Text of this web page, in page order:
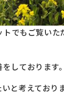
でもご覧いた
しております。
と考えておりま